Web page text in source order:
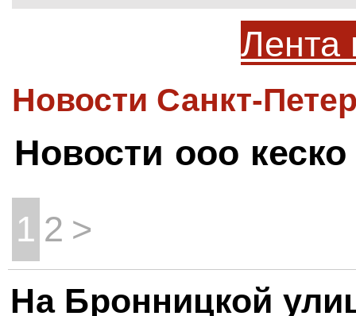
Лента
Новости Санкт-
Новости ооо кеско
1 2 >
На Бронницкой